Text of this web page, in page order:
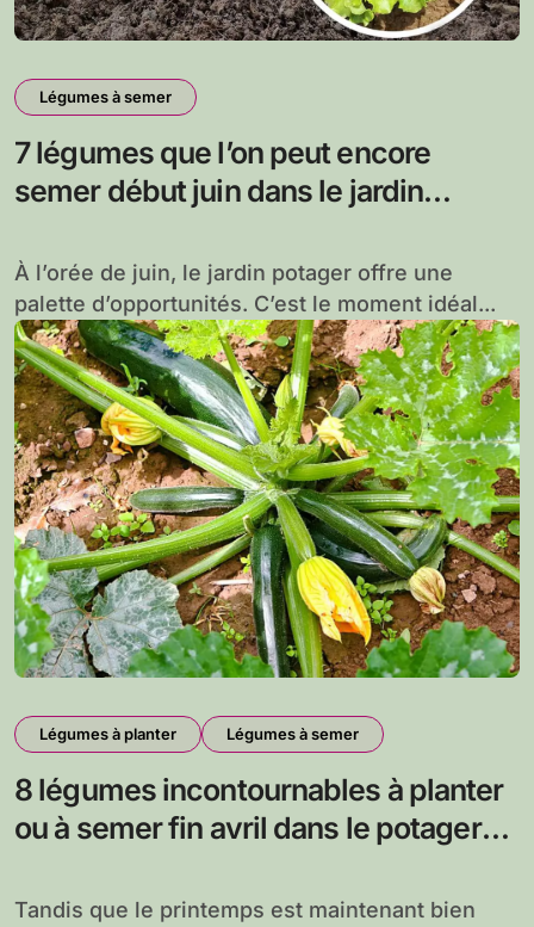
Légumes à semer
7 légumes que l’on peut encore
semer début juin dans le jardin
été
À l’orée de juin, le jardin potager offre une
palette d’opportunités. C’est le moment idéal...
Légumes à planter Légumes à semer
8 légumes incontournables à planter
ou à semer fin avril dans le potager
de juin
Tandis que le printemps est maintenant bien